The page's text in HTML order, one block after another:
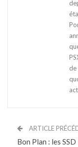
de
ARTICLE
Bon Plan : les SSD